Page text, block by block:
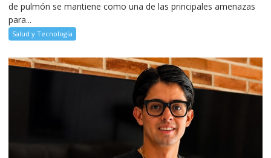
de pulmón se mantiene como una de las principales amenazas
para...
Salud y Tecnología